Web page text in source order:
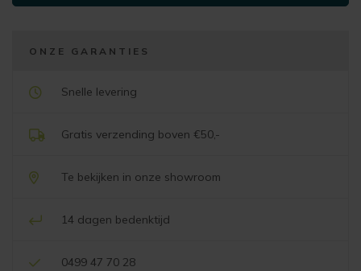
4-
ONZE GARANTIES
Snelle levering
Gratis verzending boven €50,-
Te bekijken in onze showroom
14 dagen bedenktijd
0499 47 70 28